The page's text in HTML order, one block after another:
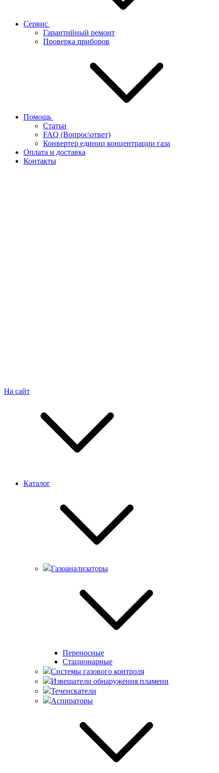
Сервис
Гарантийный ремонт
Проверка приборов
Помощь
Статьи
FAQ (Вопрос\ответ)
Конвертер единиц концентрации газа
Оплата и доставка
Контакты
На сайт
Каталог
Газоанализаторы
Переносные
Стационарные
Системы газового контроля
Извещатели обнаружения пламени
Течеискатели
Аспираторы